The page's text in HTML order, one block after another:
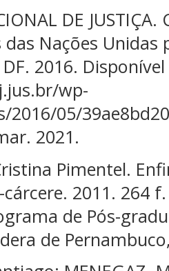
DE
das Nações
2016.
wp-
2016/05/
2021.
Pimentel.
2011. 264
de Pós-
de